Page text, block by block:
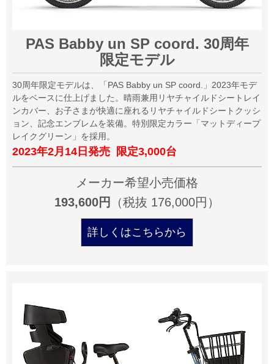
PAS Babby un SP coord. 30周年
限定モデル
30周年限定モデルは、「PAS Babby un SP coord.」2023年モデ
ルをベースに仕上げました。晴雨兼用リヤチャイルドシートレイ
ンカバー、お子さまが快適に座れるリヤチャイルドシートクッシ
ョン、記念エンブレムを装備。特別限定カラー「マットディープ
レイクグリーン」を採用。
2023年2月14日発売 限定3,000台
メーカー希望小売価格
193,600円
（税抜 176,000円）
詳しくはこちらから